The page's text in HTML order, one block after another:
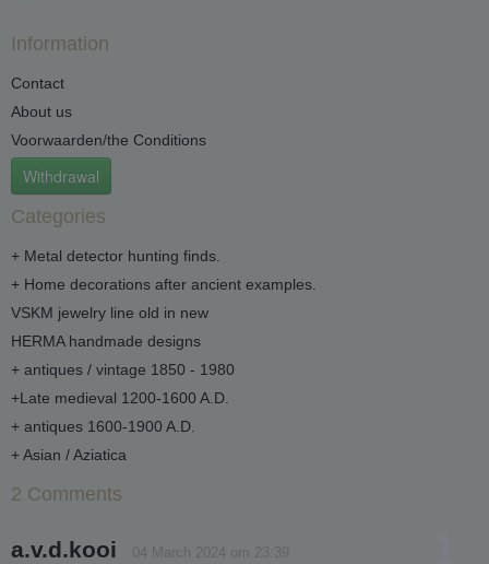
Information
Contact
About us
Voorwaarden/the Conditions
Withdrawal
Categories
+ Metal detector hunting finds.
+ Home decorations after ancient examples.
VSKM jewelry line old in new
HERMA handmade designs
+ antiques / vintage 1850 - 1980
+Late medieval 1200-1600 A.D.
+ antiques 1600-1900 A.D.
+ Asian / Aziatica
2 Comments
a.v.d.kooi 04 March 2024 om 23:39